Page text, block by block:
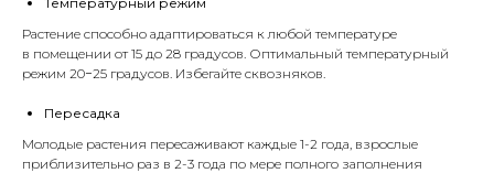
Растение способно адаптироваться к любой температуре
в помещении от 15 до 28 градусов. Оптимальный температурный
режим 20−25 градусов. Избегайте сквозняков.
Пересадка
Молодые растения пересаживают каждые 1-2 года, взрослые
приблизительно раз в 2-3 года по мере полного заполнения